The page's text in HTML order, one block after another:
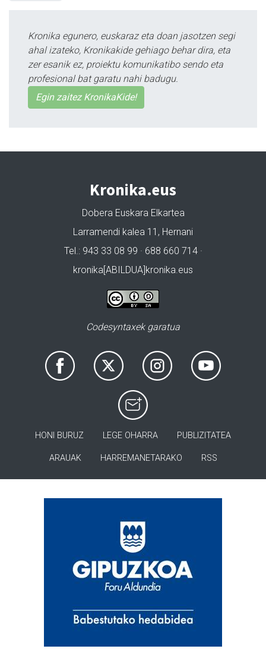
Kronika egunero, euskaraz eta doan jasotzen segi
ahal izateko, Kronikakide gehiago behar dira, eta
zer esanik ez, proiektu komunikatibo sendo eta
profesional bat garatu nahi badugu.
Egin zaitez KronikaKide!
Kronika.eus
Dobera Euskara Elkartea
Larramendi kalea 11, Hernani
Tel.: 943 33 08 99 · 688 660 714 ·
kronika[ABILDUA]kronika.eus
Codesyntaxek garatua
HONI BURUZ LEGE OHARRA PUBLIZITATEA
ARAUAK HARREMANETARAKO RSS